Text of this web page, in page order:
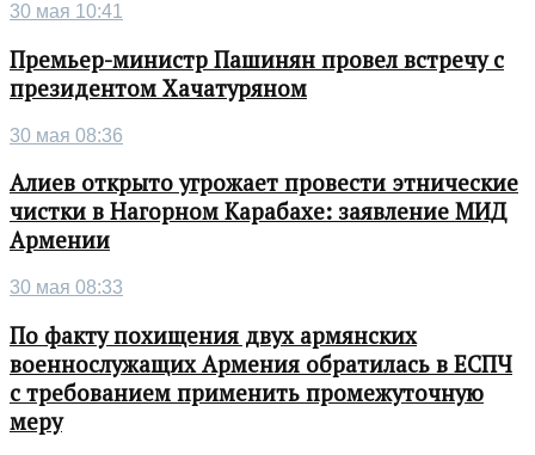
30 мая 10:41
Премьер-министр Пашинян провел встречу с
президентом Хачатуряном
30 мая 08:36
Алиев открыто угрожает провести этнические
чистки в Нагорном Карабахе: заявление МИД
Армении
30 мая 08:33
По факту похищения двух армянских
военнослужащих Армения обратилась в ЕСПЧ
с требованием применить промежуточную
меру